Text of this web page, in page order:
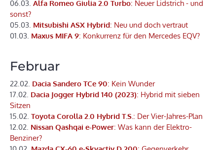
06.03. Alfa Romeo Giulia 2.0 Turbo: Neuer Lidstrich - und
sonst?
05.03. Mitsubishi ASX Hybrid: Neu und doch vertraut
01.03. Maxus MIFA 9: Konkurrenz für den Mercedes EQV?
Februar
22.02. Dacia Sandero TCe 90: Kein Wunder
17.02. Dacia Jogger Hybrid 140 (2023): Hybrid mit sieben
Sitzen
15.02. Toyota Corolla 2.0 Hybrid T.S.: Der Vier-Jahres-Plan
12.02. Nissan Qashqai e-Power: Was kann der Elektro-
Benziner?